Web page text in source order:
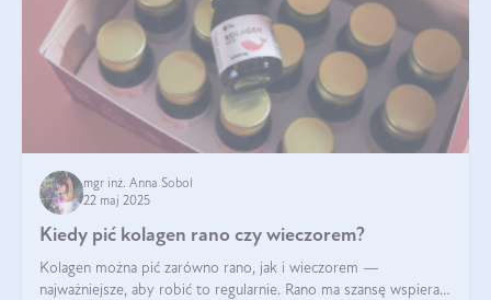
mgr inż. Anna Sobol
22 maj 2025
Kiedy pić kolagen rano czy wieczorem?
Kolagen można pić zarówno rano, jak i wieczorem —
najważniejsze, aby robić to regularnie. Rano ma szansę wspierać